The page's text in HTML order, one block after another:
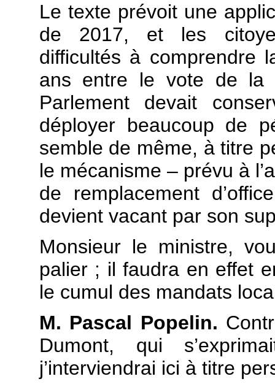
Le texte prévoit une
de 2017, et les
difficultés à comprendre
ans entre le vote de
Parlement devait
déployer beaucoup de
semble de même, à titre
le mécanisme – prévu à
de remplacement
devient vacant par son
Monsieur le ministre,
palier ; il faudra en effet
le cumul des mandats
M. Pascal Popelin.
Dumont, qui
j’interviendrai ici à titre